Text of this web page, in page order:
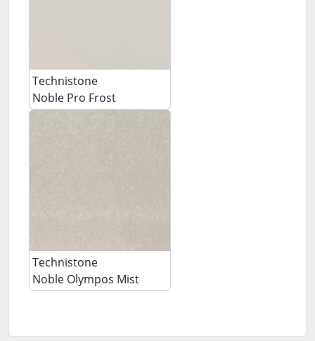
Technistone
Noble Pro Frost
Technistone
Noble Olympos Mist